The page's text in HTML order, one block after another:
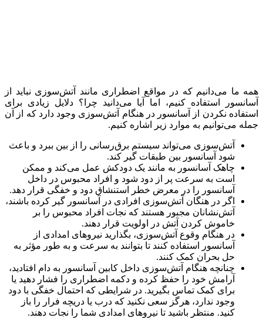
همه ما می‌دانیم که در مواقع اضطراری مانند آتش‌سوزی نباید از
آسانسور استفاده کنیم، اما آیا می‌دانید چرا؟ دلایل زیادی برای
استفاده نکردن از آسانسور در هنگام آتش‌سوزی وجود دارد که از آن
جمله می‌توانیم به موارد زیر اشاره کنیم.
آتش‌سوزی می‌تواند سیستم برق‌رسانی را از بین ببرد و باعث
شود آسانسور بین طبقات گیر کند.
چاهک آسانسور به مانند یک دودکش عمل می‌کند و ممکن
است به سرعت پر از دود شود و افراد محبوس در داخل
آسانسور را در معرض خطر استنشاق دود و خفگی قرار دهد.
اگر در هنگان آتش‌سوزی افرادی در آسانسور گیر کرده باشند،
آتش‌نشانان مجبور هستند که نجات افراد محبوس را بر
خاموش کردن آتش در اولویت قرار دهند.
در هنگام وقوع آتش‌سوزی، بگذارید نیروهای امدادی از
آسانسور استفاده کنند تا بتوانند به سرعت و به طور مؤثر به
حل بحران کمک کنند.
چنانچه هنگام آتش‌سوزی داخل کابین آسانسور به دام افتادید،
آرامش خود را حفظ کرده و دکمه اضطراری را فشار دهید یا
برای کمک تماس بگیرید. در شرایطی که احتمال خفگی با دود
وجود ندارد، هرگز سعی نکنید که درب یا دریچه فرار را باز
کنید. منتظر باشید تا نیروهای امدادی شما را نجات دهند.